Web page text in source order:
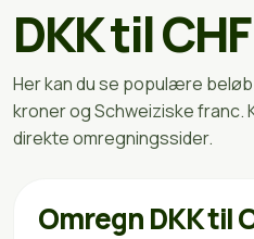
DKK til CHF
Her kan du se populære
kroner og Schweiziske franc.
direkte omregningssider.
Omregn DKK til